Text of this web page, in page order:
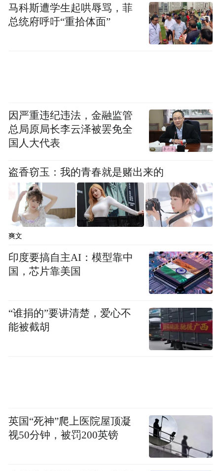
马科斯遭学生起哄辱骂，菲
总统府呼吁“重拾体面”
因严重违纪违法，金融监管
总局原局长李云泽被罢免全
国人大代表
盗香窃玉：我的青春就是赌出来的
爽文
印度要搞自主AI：模型靠中
国，芯片靠美国
“谁捐的”要讲清楚，爱心不
能被截胡
英国“死神”爬上医院屋顶凝
视50分钟，被罚200英镑